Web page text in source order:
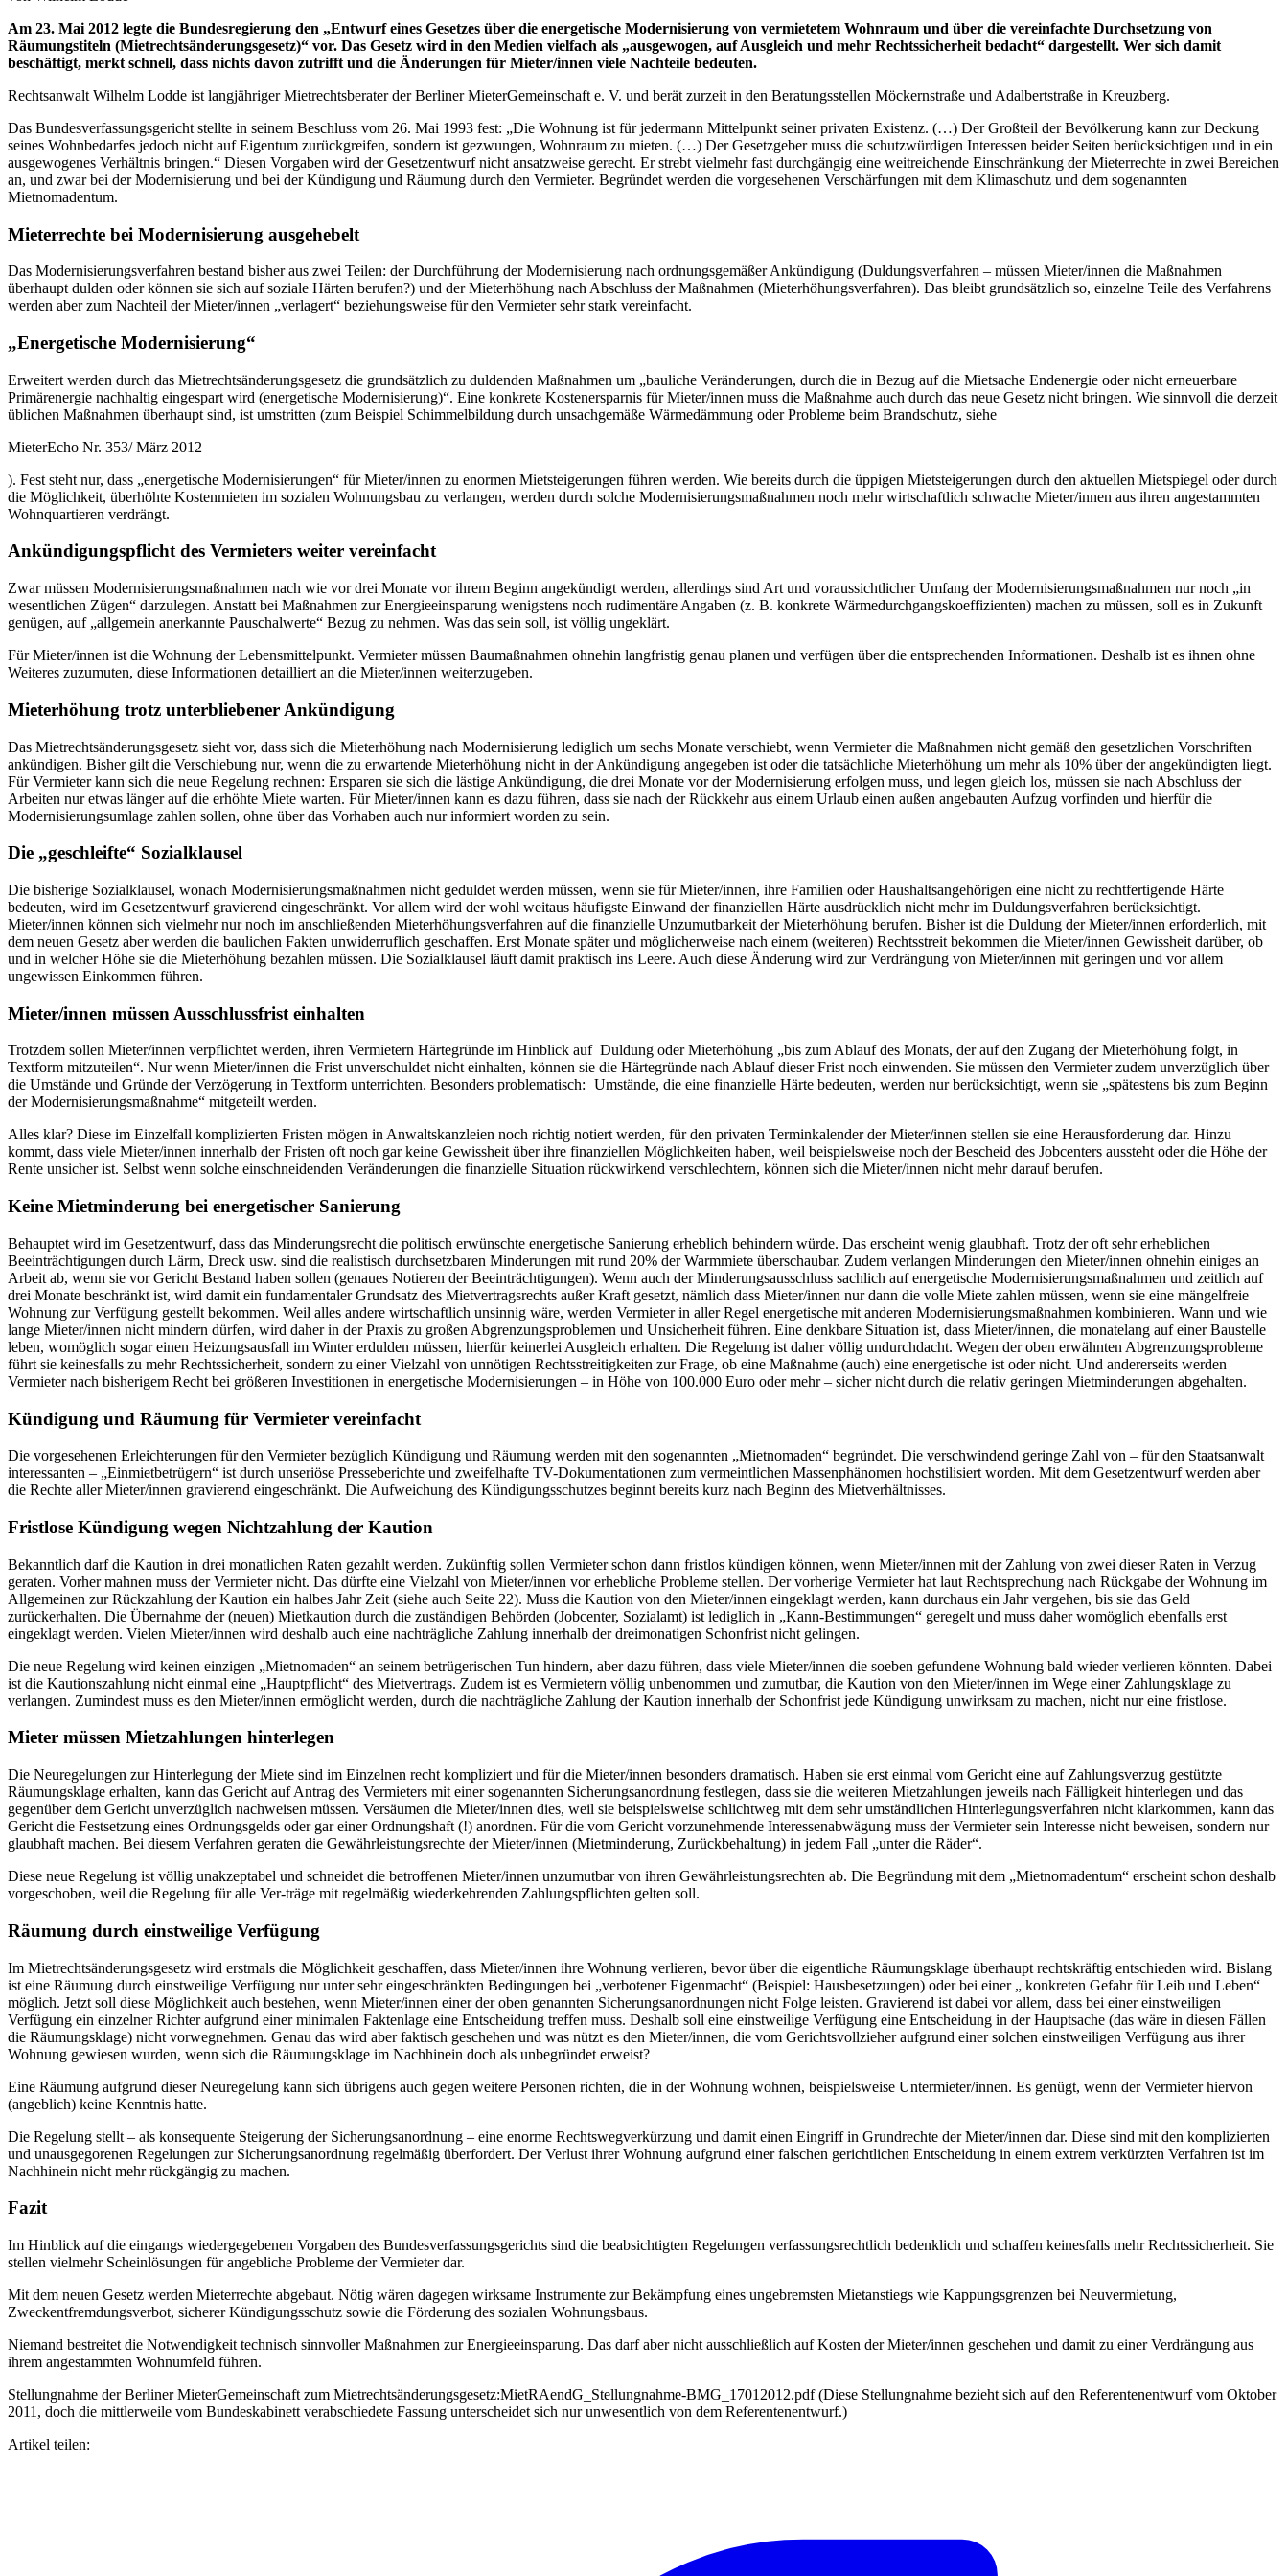
Am 23. Mai 2012 legte die Bundesregierung den „Entwurf eines Gesetzes über die energetische Modernisierung von vermietetem Wohnraum und über die vereinfachte Durchsetzung von
Räumungstiteln (Mietrechtsänderungsgesetz)“ vor. Das Gesetz wird in den Medien vielfach als „ausgewogen, auf Ausgleich und mehr Rechtssicherheit bedacht“ dargestellt. Wer sich damit
beschäftigt, merkt schnell, dass nichts davon zutrifft und die Änderungen für Mieter/innen viele Nachteile bedeuten.
Rechtsanwalt Wilhelm Lodde ist langjähriger Mietrechtsberater der Berliner MieterGemeinschaft e. V. und berät zurzeit in den Beratungsstellen Möckernstraße und Adalbertstraße in Kreuzberg.
Das Bundesverfassungsgericht stellte in seinem Beschluss vom 26. Mai 1993 fest: „Die Wohnung ist für jedermann Mittelpunkt seiner privaten Existenz. (…) Der Großteil der Bevölkerung kann zur Deckung
seines Wohnbedarfes jedoch nicht auf Eigentum zurückgreifen, sondern ist gezwungen, Wohnraum zu mieten. (…) Der Gesetzgeber muss die schutzwürdigen Interessen beider Seiten berücksichtigen und in ein
ausgewogenes Verhältnis bringen.“ Diesen Vorgaben wird der Gesetzentwurf nicht ansatzweise gerecht. Er strebt vielmehr fast durchgängig eine weitreichende Einschränkung der Mieterrechte in zwei Bereichen
an, und zwar bei der Modernisierung und bei der Kündigung und Räumung durch den Vermieter. Begründet werden die vorgesehenen Verschärfungen mit dem Klimaschutz und dem sogenannten
Mietnomadentum.
Mieterrechte bei Modernisierung ausgehebelt
Das Modernisierungsverfahren bestand bisher aus zwei Teilen: der Durchführung der Modernisierung nach ordnungsgemäßer Ankündigung (Duldungsverfahren – müssen Mieter/innen die Maßnahmen
überhaupt dulden oder können sie sich auf soziale Härten berufen?) und der Mieterhöhung nach Abschluss der Maßnahmen (Mieterhöhungsverfahren). Das bleibt grundsätzlich so, einzelne Teile des Verfahrens
werden aber zum Nachteil der Mieter/innen „verlagert“ beziehungsweise für den Vermieter sehr stark vereinfacht.
„Energetische Modernisierung“
Erweitert werden durch das Mietrechtsänderungsgesetz die grundsätzlich zu duldenden Maßnahmen um „bauliche Veränderungen, durch die in Bezug auf die Mietsache Endenergie oder nicht erneuerbare
Primärenergie nachhaltig eingespart wird (energetische Modernisierung)“. Eine konkrete Kostenersparnis für Mieter/innen muss die Maßnahme auch durch das neue Gesetz nicht bringen. Wie sinnvoll die derzeit
üblichen Maßnahmen überhaupt sind, ist umstritten (zum Beispiel Schimmelbildung durch unsachgemäße Wärmedämmung oder Probleme beim Brandschutz, siehe
MieterEcho Nr. 353/ März 2012
). Fest steht nur, dass „energetische Modernisierungen“ für Mieter/innen zu enormen Mietsteigerungen führen werden. Wie bereits durch die üppigen Mietsteigerungen durch den aktuellen Mietspiegel oder durch
die Möglichkeit, überhöhte Kostenmieten im sozialen Wohnungsbau zu verlangen, werden durch solche Modernisierungsmaßnahmen noch mehr wirtschaftlich schwache Mieter/innen aus ihren angestammten
Wohnquartieren verdrängt.
Ankündigungspflicht des Vermieters weiter vereinfacht
Zwar müssen Modernisierungsmaßnahmen nach wie vor drei Monate vor ihrem Beginn angekündigt werden, allerdings sind Art und voraussichtlicher Umfang der Modernisierungsmaßnahmen nur noch „in
wesentlichen Zügen“ darzulegen. Anstatt bei Maßnahmen zur Energieeinsparung wenigstens noch rudimentäre Angaben (z. B. konkrete Wärmedurchgangskoeffizienten) machen zu müssen, soll es in Zukunft
genügen, auf „allgemein anerkannte Pauschalwerte“ Bezug zu nehmen. Was das sein soll, ist völlig ungeklärt.
Für Mieter/innen ist die Wohnung der Lebensmittelpunkt. Vermieter müssen Baumaßnahmen ohnehin langfristig genau planen und verfügen über die entsprechenden Informationen. Deshalb ist es ihnen ohne
Weiteres zuzumuten, diese Informationen detailliert an die Mieter/innen weiterzugeben.
Mieterhöhung trotz unterbliebener Ankündigung
Das Mietrechtsänderungsgesetz sieht vor, dass sich die Mieterhöhung nach Modernisierung lediglich um sechs Monate verschiebt, wenn Vermieter die Maßnahmen nicht gemäß den gesetzlichen Vorschriften
ankündigen. Bisher gilt die Verschiebung nur, wenn die zu erwartende Mieterhöhung nicht in der Ankündigung angegeben ist oder die tatsächliche Mieterhöhung um mehr als 10% über der angekündigten liegt.
Für Vermieter kann sich die neue Regelung rechnen: Ersparen sie sich die lästige Ankündigung, die drei Monate vor der Modernisierung erfolgen muss, und legen gleich los, müssen sie nach Abschluss der
Arbeiten nur etwas länger auf die erhöhte Miete warten. Für Mieter/innen kann es dazu führen, dass sie nach der Rückkehr aus einem Urlaub einen außen angebauten Aufzug vorfinden und hierfür die
Modernisierungsumlage zahlen sollen, ohne über das Vorhaben auch nur informiert worden zu sein.
Die „geschleifte“ Sozialklausel
Die bisherige Sozialklausel, wonach Modernisierungsmaßnahmen nicht geduldet werden müssen, wenn sie für Mieter/innen, ihre Familien oder Haushaltsangehörigen eine nicht zu rechtfertigende Härte
bedeuten, wird im Gesetzentwurf gravierend eingeschränkt. Vor allem wird der wohl weitaus häufigste Einwand der finanziellen Härte ausdrücklich nicht mehr im Duldungsverfahren berücksichtigt.
Mieter/innen können sich vielmehr nur noch im anschließenden Mieterhöhungsverfahren auf die finanzielle Unzumutbarkeit der Mieterhöhung berufen. Bisher ist die Duldung der Mieter/innen erforderlich, mit
dem neuen Gesetz aber werden die baulichen Fakten unwiderruflich geschaffen. Erst Monate später und möglicherweise nach einem (weiteren) Rechtsstreit bekommen die Mieter/innen Gewissheit darüber, ob
und in welcher Höhe sie die Mieterhöhung bezahlen müssen. Die Sozialklausel läuft damit praktisch ins Leere. Auch diese Änderung wird zur Verdrängung von Mieter/innen mit geringen und vor allem
ungewissen Einkommen führen.
Mieter/innen müssen Ausschlussfrist einhalten
Trotzdem sollen Mieter/innen verpflichtet werden, ihren Vermietern Härtegründe im Hinblick auf Duldung oder Mieterhöhung „bis zum Ablauf des Monats, der auf den Zugang der Mieterhöhung folgt, in
Textform mitzuteilen“. Nur wenn Mieter/innen die Frist unverschuldet nicht einhalten, können sie die Härtegründe nach Ablauf dieser Frist noch einwenden. Sie müssen den Vermieter zudem unverzüglich über
die Umstände und Gründe der Verzögerung in Textform unterrichten. Besonders problematisch: Umstände, die eine finanzielle Härte bedeuten, werden nur berücksichtigt, wenn sie „spätestens bis zum Beginn
der Modernisierungsmaßnahme“ mitgeteilt werden.
Alles klar? Diese im Einzelfall komplizierten Fristen mögen in Anwaltskanzleien noch richtig notiert werden, für den privaten Terminkalender der Mieter/innen stellen sie eine Herausforderung dar. Hinzu
kommt, dass viele Mieter/innen innerhalb der Fristen oft noch gar keine Gewissheit über ihre finanziellen Möglichkeiten haben, weil beispielsweise noch der Bescheid des Jobcenters aussteht oder die Höhe der
Rente unsicher ist. Selbst wenn solche einschneidenden Veränderungen die finanzielle Situation rückwirkend verschlechtern, können sich die Mieter/innen nicht mehr darauf berufen.
Keine Mietminderung bei energetischer Sanierung
Behauptet wird im Gesetzentwurf, dass das Minderungsrecht die politisch erwünschte energetische Sanierung erheblich behindern würde. Das erscheint wenig glaubhaft. Trotz der oft sehr erheblichen
Beeinträchtigungen durch Lärm, Dreck usw. sind die realistisch durchsetzbaren Minderungen mit rund 20% der Warmmiete überschaubar. Zudem verlangen Minderungen den Mieter/innen ohnehin einiges an
Arbeit ab, wenn sie vor Gericht Bestand haben sollen (genaues Notieren der Beeinträchtigungen). Wenn auch der Minderungsausschluss sachlich auf energetische Modernisierungsmaßnahmen und zeitlich auf
drei Monate beschränkt ist, wird damit ein fundamentaler Grundsatz des Mietvertragsrechts außer Kraft gesetzt, nämlich dass Mieter/innen nur dann die volle Miete zahlen müssen, wenn sie eine mängelfreie
Wohnung zur Verfügung gestellt bekommen. Weil alles andere wirtschaftlich unsinnig wäre, werden Vermieter in aller Regel energetische mit anderen Modernisierungsmaßnahmen kombinieren. Wann und wie
lange Mieter/innen nicht mindern dürfen, wird daher in der Praxis zu großen Abgrenzungsproblemen und Unsicherheit führen. Eine denkbare Situation ist, dass Mieter/innen, die monatelang auf einer Baustelle
leben, womöglich sogar einen Heizungsausfall im Winter erdulden müssen, hierfür keinerlei Ausgleich erhalten. Die Regelung ist daher völlig undurchdacht. Wegen der oben erwähnten Abgrenzungsprobleme
führt sie keinesfalls zu mehr Rechtssicherheit, sondern zu einer Vielzahl von unnötigen Rechtsstreitigkeiten zur Frage, ob eine Maßnahme (auch) eine energetische ist oder nicht. Und andererseits werden
Vermieter nach bisherigem Recht bei größeren Investitionen in energetische Modernisierungen – in Höhe von 100.000 Euro oder mehr – sicher nicht durch die relativ geringen Mietminderungen abgehalten.
Kündigung und Räumung für Vermieter vereinfacht
Die vorgesehenen Erleichterungen für den Vermieter bezüglich Kündigung und Räumung werden mit den sogenannten „Mietnomaden“ begründet. Die verschwindend geringe Zahl von – für den Staatsanwalt
interessanten – „Einmietbetrügern“ ist durch unseriöse Presseberichte und zweifelhafte TV-Dokumentationen zum vermeintlichen Massenphänomen hochstilisiert worden. Mit dem Gesetzentwurf werden aber
die Rechte aller Mieter/innen gravierend eingeschränkt. Die Aufweichung des Kündigungsschutzes beginnt bereits kurz nach Beginn des Mietverhältnisses.
Fristlose Kündigung wegen Nichtzahlung der Kaution
Bekanntlich darf die Kaution in drei monatlichen Raten gezahlt werden. Zukünftig sollen Vermieter schon dann fristlos kündigen können, wenn Mieter/innen mit der Zahlung von zwei dieser Raten in Verzug
geraten. Vorher mahnen muss der Vermieter nicht. Das dürfte eine Vielzahl von Mieter/innen vor erhebliche Probleme stellen. Der vorherige Vermieter hat laut Rechtsprechung nach Rückgabe der Wohnung im
Allgemeinen zur Rückzahlung der Kaution ein halbes Jahr Zeit (siehe auch Seite 22). Muss die Kaution von den Mieter/innen eingeklagt werden, kann durchaus ein Jahr vergehen, bis sie das Geld
zurückerhalten. Die Übernahme der (neuen) Mietkaution durch die zuständigen Behörden (Jobcenter, Sozialamt) ist lediglich in „Kann-Bestimmungen“ geregelt und muss daher womöglich ebenfalls erst
eingeklagt werden. Vielen Mieter/innen wird deshalb auch eine nachträgliche Zahlung innerhalb der dreimonatigen Schonfrist nicht gelingen.
Die neue Regelung wird keinen einzigen „Mietnomaden“ an seinem betrügerischen Tun hindern, aber dazu führen, dass viele Mieter/innen die soeben gefundene Wohnung bald wieder verlieren könnten. Dabei
ist die Kautionszahlung nicht einmal eine „Hauptpflicht“ des Mietvertrags. Zudem ist es Vermietern völlig unbenommen und zumutbar, die Kaution von den Mieter/innen im Wege einer Zahlungsklage zu
verlangen. Zumindest muss es den Mieter/innen ermöglicht werden, durch die nachträgliche Zahlung der Kaution innerhalb der Schonfrist jede Kündigung unwirksam zu machen, nicht nur eine fristlose.
Mieter müssen Mietzahlungen hinterlegen
Die Neuregelungen zur Hinterlegung der Miete sind im Einzelnen recht kompliziert und für die Mieter/innen besonders dramatisch. Haben sie erst einmal vom Gericht eine auf Zahlungsverzug gestützte
Räumungsklage erhalten, kann das Gericht auf Antrag des Vermieters mit einer sogenannten Sicherungsanordnung festlegen, dass sie die weiteren Mietzahlungen jeweils nach Fälligkeit hinterlegen und das
gegenüber dem Gericht unverzüglich nachweisen müssen. Versäumen die Mieter/innen dies, weil sie beispielsweise schlichtweg mit dem sehr umständlichen Hinterlegungsverfahren nicht klarkommen, kann das
Gericht die Festsetzung eines Ordnungsgelds oder gar einer Ordnungshaft (!) anordnen. Für die vom Gericht vorzunehmende Interessenabwägung muss der Vermieter sein Interesse nicht beweisen, sondern nur
glaubhaft machen. Bei diesem Verfahren geraten die Gewährleistungsrechte der Mieter/innen (Mietminderung, Zurückbehaltung) in jedem Fall „unter die Räder“.
Diese neue Regelung ist völlig unakzeptabel und schneidet die betroffenen Mieter/innen unzumutbar von ihren Gewährleistungsrechten ab. Die Begründung mit dem „Mietnomadentum“ erscheint schon deshalb
vorgeschoben, weil die Regelung für alle Ver-träge mit regelmäßig wiederkehrenden Zahlungspflichten gelten soll.
Räumung durch einstweilige Verfügung
Im Mietrechtsänderungsgesetz wird erstmals die Möglichkeit geschaffen, dass Mieter/innen ihre Wohnung verlieren, bevor über die eigentliche Räumungsklage überhaupt rechtskräftig entschieden wird. Bislang
ist eine Räumung durch einstweilige Verfügung nur unter sehr eingeschränkten Bedingungen bei „verbotener Eigenmacht“ (Beispiel: Hausbesetzungen) oder bei einer „ konkreten Gefahr für Leib und Leben“
möglich. Jetzt soll diese Möglichkeit auch bestehen, wenn Mieter/innen einer der oben genannten Sicherungsanordnungen nicht Folge leisten. Gravierend ist dabei vor allem, dass bei einer einstweiligen
Verfügung ein einzelner Richter aufgrund einer minimalen Faktenlage eine Entscheidung treffen muss. Deshalb soll eine einstweilige Verfügung eine Entscheidung in der Hauptsache (das wäre in diesen Fällen
die Räumungsklage) nicht vorwegnehmen. Genau das wird aber faktisch geschehen und was nützt es den Mieter/innen, die vom Gerichtsvollzieher aufgrund einer solchen einstweiligen Verfügung aus ihrer
Wohnung gewiesen wurden, wenn sich die Räumungsklage im Nachhinein doch als unbegründet erweist?
Eine Räumung aufgrund dieser Neuregelung kann sich übrigens auch gegen weitere Personen richten, die in der Wohnung wohnen, beispielsweise Untermieter/innen. Es genügt, wenn der Vermieter hiervon
(angeblich) keine Kenntnis hatte.
Die Regelung stellt – als konsequente Steigerung der Sicherungsanordnung – eine enorme Rechtswegverkürzung und damit einen Eingriff in Grundrechte der Mieter/innen dar. Diese sind mit den komplizierten
und unausgegorenen Regelungen zur Sicherungsanordnung regelmäßig überfordert. Der Verlust ihrer Wohnung aufgrund einer falschen gerichtlichen Entscheidung in einem extrem verkürzten Verfahren ist im
Nachhinein nicht mehr rückgängig zu machen.
Fazit
Im Hinblick auf die eingangs wiedergegebenen Vorgaben des Bundesverfassungsgerichts sind die beabsichtigten Regelungen verfassungsrechtlich bedenklich und schaffen keinesfalls mehr Rechtssicherheit. Sie
stellen vielmehr Scheinlösungen für angebliche Probleme der Vermieter dar.
Mit dem neuen Gesetz werden Mieterrechte abgebaut. Nötig wären dagegen wirksame Instrumente zur Bekämpfung eines ungebremsten Mietanstiegs wie Kappungsgrenzen bei Neuvermietung,
Zweckentfremdungsverbot, sicherer Kündigungsschutz sowie die Förderung des sozialen Wohnungsbaus.
Niemand bestreitet die Notwendigkeit technisch sinnvoller Maßnahmen zur Energieeinsparung. Das darf aber nicht ausschließlich auf Kosten der Mieter/innen geschehen und damit zu einer Verdrängung aus
ihrem angestammten Wohnumfeld führen.
Stellungnahme der Berliner MieterGemeinschaft zum Mietrechtsänderungsgesetz:MietRAendG_Stellungnahme-BMG_17012012.pdf (Diese Stellungnahme bezieht sich auf den Referentenentwurf vom Oktober
2011, doch die mittlerweile vom Bundeskabinett verabschiedete Fassung unterscheidet sich nur unwesentlich von dem Referentenentwurf.)
Artikel teilen: